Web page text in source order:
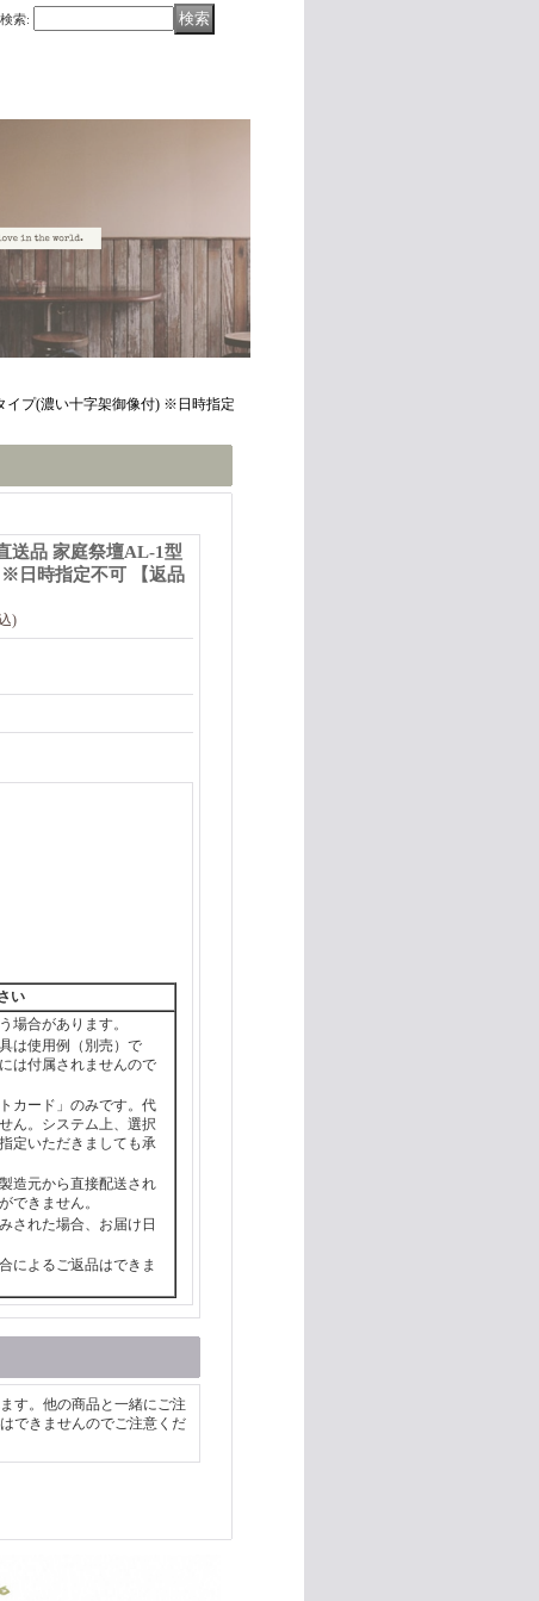
索:
イプ(濃い十字架御像付) ※日時指定
送品 家庭祭壇AL-1型
日時指定不可 【返品
)
い
場合があります。
は使用例（別売）で
は付属されませんので
カード」のみです。代
ん。システム上、選択
定いただきましても承
造元から直接配送され
できません。
された場合、お届け日
によるご返品はできま
す。他の商品と一緒にご注
できませんのでご注意くだ